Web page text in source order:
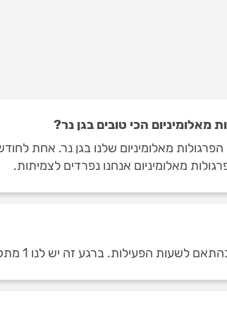
הכי טובים בגן נר?
מאלומיניום שלנו בגן נר. אחת
מאלומיניום אנחנו נפרדים לצמיתות.
זה יש לנו 1 מתקיני פרגולות מאלומיניום בגן נר.